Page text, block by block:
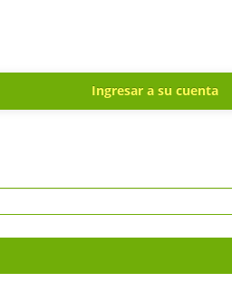
Ingresar a su cuenta